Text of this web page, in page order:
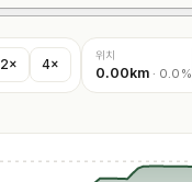
2× 4×
위치
0.00km · 0.0%